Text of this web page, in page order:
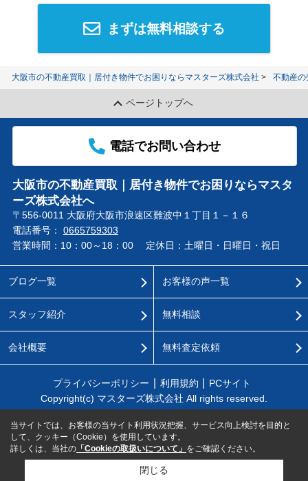
まずは無料相談する
大阪市の不動産買取｜居付き物件でお困りならマスターズ株式会社 不動産の
ページトップへ
電話でお問い合わせ
大阪市の不動産買取｜居付き物件でお困りならマスタ
ーズ株式会社へ
〒556-0011 大阪府大阪市浪速区難波中１丁目１－１６
電話番号： 0665759303
営業時間：10：00～18：00
定休日：土曜日・日曜日・祝日
ブログ一覧
スタッフ紹介
会社概要
お客様の声一覧
無料相談
無料査定依頼
プライバシーポリシー 利用規約
PCサイト
Copyright(c) マスターズ株式会社 All rights reserved.
当サイトでは、お客様の当サイト利用状況把握、サービス向上検討を目的と
して、クッキー（Cookie）を使用しています。
詳しくは、当社の 「Cookieの取扱いについて」 をご確認ください。
閉じる